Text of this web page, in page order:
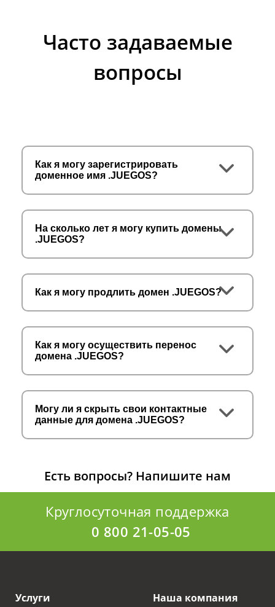
Часто задаваемые
вопросы
Как я могу зарегистрировать
доменное имя .JUEGOS?
На сколько лет я могу купить домены
.JUEGOS?
Как я могу продлить домен .JUEGOS?
Как я могу осуществить перенос
домена .JUEGOS?
Могу ли я скрыть свои контактные
данные для домена .JUEGOS?
Есть вопросы? Напишите нам
Круглосуточная поддержка
0 800 21-05-05
Услуги Наша компания